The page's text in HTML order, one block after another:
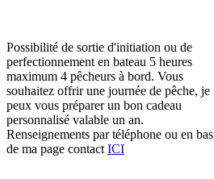
Possibilité de sortie d'initiation ou de
perfectionnement en bateau 5 heures
maximum 4 pêcheurs à bord. Vous
souhaitez offrir une journée de pêche, je
peux vous préparer un bon cadeau
personnalisé valable un an.
Renseignements par téléphone ou en bas
de ma page contact ICI